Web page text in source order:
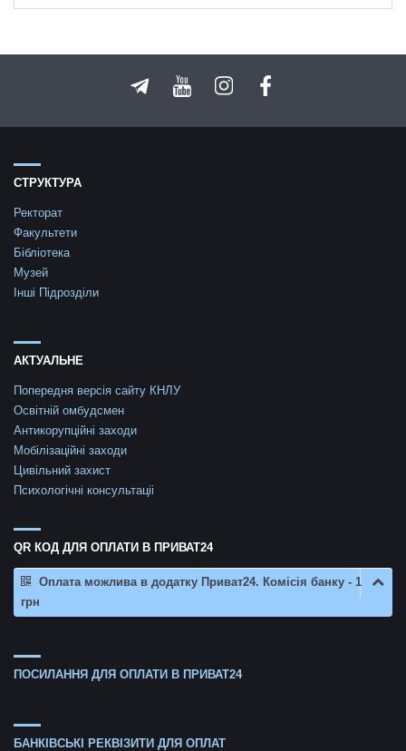
СТРУКТУРА
Ректорат
Факультети
Бібліотека
Музей
Інші Підрозділи
АКТУАЛЬНЕ
Попередня версія сайту КНЛУ
Освітній омбудсмен
Антикорупційні заходи
Мобілізаційні заходи
Цивільний захист
Психологічні консультаціі
QR КОД ДЛЯ ОПЛАТИ В ПРИВАТ24
Оплата можлива в додатку Приват24. Комісія банку - 1
грн
ПОСИЛАННЯ ДЛЯ ОПЛАТИ В ПРИВАТ24
БАНКІВСЬКІ РЕКВІЗИТИ ДЛЯ ОПЛАТ